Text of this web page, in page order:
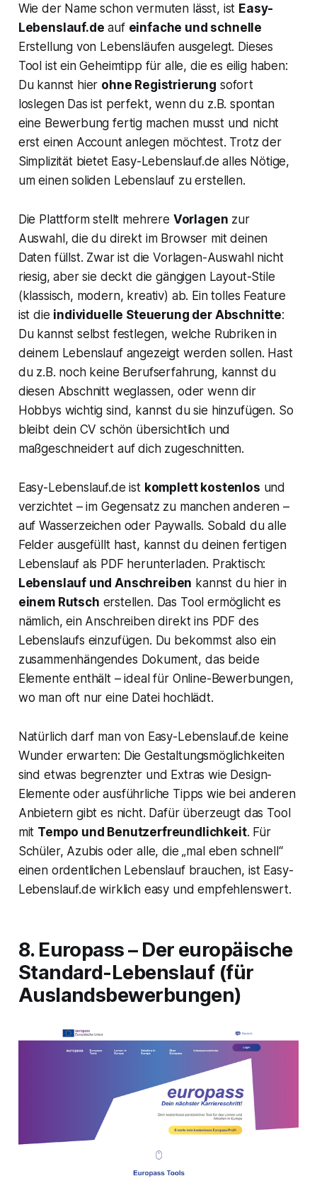
Wie der Name schon vermuten lässt, ist Easy-
Lebenslauf.de auf einfache und schnelle
Erstellung von Lebensläufen ausgelegt. Dieses
Tool ist ein Geheimtipp für alle, die es eilig haben:
Du kannst hier ohne Registrierung sofort
loslegen Das ist perfekt, wenn du z.B. spontan
eine Bewerbung fertig machen musst und nicht
erst einen Account anlegen möchtest. Trotz der
Simplizität bietet Easy-Lebenslauf.de alles Nötige,
um einen soliden Lebenslauf zu erstellen.
Die Plattform stellt mehrere Vorlagen zur
Auswahl, die du direkt im Browser mit deinen
Daten füllst. Zwar ist die Vorlagen-Auswahl nicht
riesig, aber sie deckt die gängigen Layout-Stile
(klassisch, modern, kreativ) ab. Ein tolles Feature
ist die individuelle Steuerung der Abschnitte:
Du kannst selbst festlegen, welche Rubriken in
deinem Lebenslauf angezeigt werden sollen. Hast
du z.B. noch keine Berufserfahrung, kannst du
diesen Abschnitt weglassen, oder wenn dir
Hobbys wichtig sind, kannst du sie hinzufügen. So
bleibt dein CV schön übersichtlich und
maßgeschneidert auf dich zugeschnitten.
Easy-Lebenslauf.de ist komplett kostenlos und
verzichtet – im Gegensatz zu manchen anderen –
auf Wasserzeichen oder Paywalls. Sobald du alle
Felder ausgefüllt hast, kannst du deinen fertigen
Lebenslauf als PDF herunterladen. Praktisch:
Lebenslauf und Anschreiben kannst du hier in
einem Rutsch erstellen. Das Tool ermöglicht es
nämlich, ein Anschreiben direkt ins PDF des
Lebenslaufs einzufügen. Du bekommst also ein
zusammenhängendes Dokument, das beide
Elemente enthält – ideal für Online-Bewerbungen,
wo man oft nur eine Datei hochlädt.
Natürlich darf man von Easy-Lebenslauf.de keine
Wunder erwarten: Die Gestaltungsmöglichkeiten
sind etwas begrenzter und Extras wie Design-
Elemente oder ausführliche Tipps wie bei anderen
Anbietern gibt es nicht. Dafür überzeugt das Tool
mit Tempo und Benutzerfreundlichkeit. Für
Schüler, Azubis oder alle, die „mal eben schnell“
einen ordentlichen Lebenslauf brauchen, ist Easy-
Lebenslauf.de wirklich easy und empfehlenswert.
8. Europass – Der europäische
Standard-Lebenslauf (für
Auslandsbewerbungen)